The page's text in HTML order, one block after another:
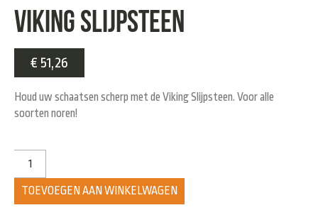
Viking Slijpsteen
€ 51,26
Houd uw schaatsen scherp met de Viking Slijpsteen. Voor alle
soorten noren!
TOEVOEGEN AAN WINKELWAGEN